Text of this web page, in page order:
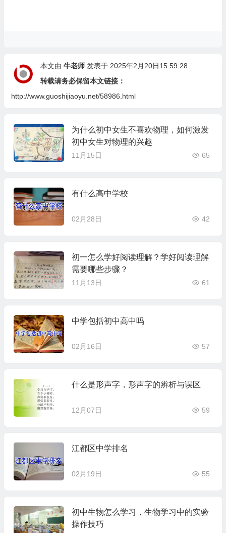
本文由 牛老师发表于 2025年2月20日15:59:28
转载请务必保留本文链接：
http://www.guoshijiaoyu.net/58986.html
为什么初中女生不喜欢物理，如何激发
初中女生对物理的兴趣
11月15日 65
有什么高中学校
02月28日 42
初一怎么学好阅读理解？学好阅读理解
需要哪些步骤？
11月13日 61
中学包括初中高中吗
02月16日 57
什么是形声字，形声字的辨析与误区
12月07日 59
江都区中学排名
02月19日 55
初中生物怎么学习，生物学习中的实验
操作技巧